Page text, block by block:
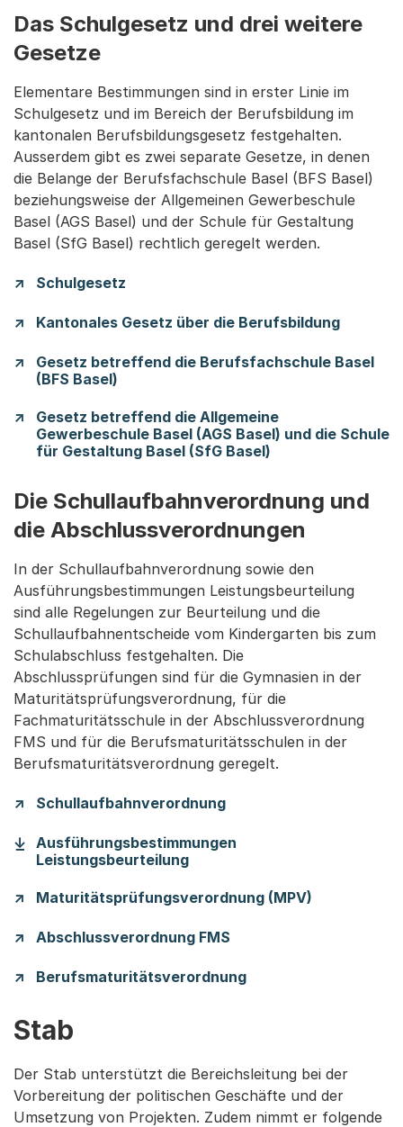
Das Schulgesetz und drei weitere
Gesetze
Elementare Bestimmungen sind in erster Linie im
Schulgesetz und im Bereich der Berufsbildung im
kantonalen Berufsbildungsgesetz festgehalten.
Ausserdem gibt es zwei separate Gesetze, in denen
die Belange der Berufsfachschule Basel (BFS Basel)
beziehungsweise der Allgemeinen Gewerbeschule
Basel (AGS Basel) und der Schule für Gestaltung
Basel (SfG Basel) rechtlich geregelt werden.
Schulgesetz
Kantonales Gesetz über die Berufsbildung
Gesetz betreffend die Berufsfachschule Basel
(BFS Basel)
Gesetz betreffend die Allgemeine
Gewerbeschule Basel (AGS Basel) und die Schule
für Gestaltung Basel (SfG Basel)
Die Schullaufbahnverordnung und
die Abschlussverordnungen
In der Schullaufbahnverordnung sowie den
Ausführungsbestimmungen Leistungsbeurteilung
sind alle Regelungen zur Beurteilung und die
Schullaufbahnentscheide vom Kindergarten bis zum
Schulabschluss festgehalten. Die
Abschlussprüfungen sind für die Gymnasien in der
Maturitätsprüfungsverordnung, für die
Fachmaturitätsschule in der Abschlussverordnung
FMS und für die Berufsmaturitätsschulen in der
Berufsmaturitätsverordnung geregelt.
Schullaufbahnverordnung
Ausführungsbestimmungen
Leistungsbeurteilung(Startet einen Download)
Maturitätsprüfungsverordnung (MPV)
Abschlussverordnung FMS
Berufsmaturitätsverordnung
Stab
Der Stab unterstützt die Bereichsleitung bei der
Vorbereitung der politischen Geschäfte und der
Umsetzung von Projekten. Zudem nimmt er folgende